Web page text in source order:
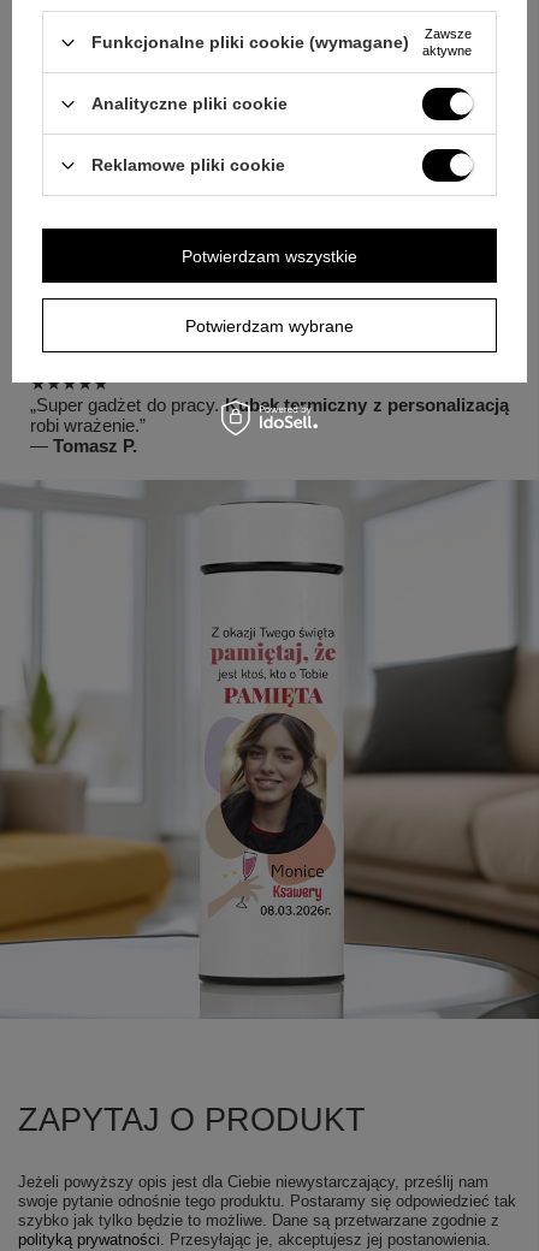
Opinie klientów
★★★★★
„Świetny pomysł naprezent na Dzień Kobiet
. Żona była
zachwycona personalizacją.”
—Marek K.
„Bardzo dobra jakość wykonania i piękny nadruk.
★★★★★
„Kupiłam dla siostry – praktyczny i elegancki.Długo trzyma
★★★★★
„Super gadżet do pracy.Kubek termiczny z personalizacją
robi wrażenie.”
— Tomasz P.
ZAPYTAJ O PRODUKT
Jeżeli powyższy opis jest dla Ciebie niewystarczający, prześlij nam
swoje pytanie odnośnie tego produktu. Postaramy się odpowiedzieć tak
szybko jak tylko będzie to możliwe. Dane są przetwarzane zgodnie z
polityką prywatności. Przesyłając je, akceptujesz jej postanowienia.
Funkcjonalne pliki cookie (wymagane)
Zawsze
aktywne
Analityczne pliki cookie
Reklamowe pliki cookie
Potwierdzam wybrane
Potwierdzam wszystkie